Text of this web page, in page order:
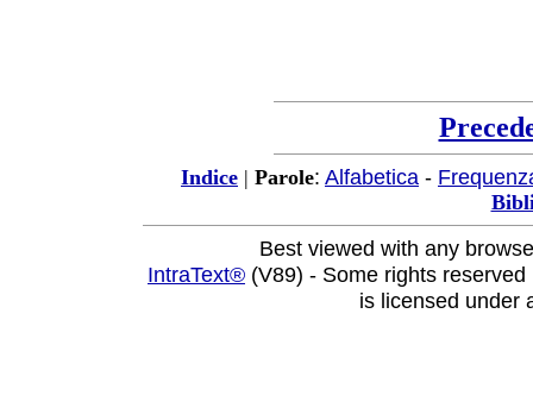
Indice | Parole: Alfabetica -
Best viewed with any
IntraText® (V89) - Some rights
is licensed under